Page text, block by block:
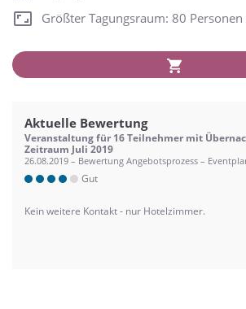
Größter Tagungsraum: 80
Aktuelle Bewertung
Veranstaltung für 16 Teilnehmer mit
Zeitraum Juli 2019
26.08.2019 – Bewertung Angebotsprozess –
Gut
Kein weitere Kontakt - nur Hotelzimmer.